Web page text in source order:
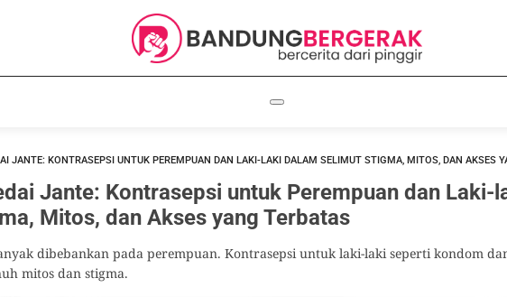
JANTE: KONTRASEPSI UNTUK PEREMPUAN DAN LAKI-LAKI DALAM SELIMUT STIGMA, MITOS, DAN AKSES
Jante: Kontrasepsi untuk Perempuan dan Laki-
Mitos, dan Akses yang Terbatas
dibebankan pada perempuan. Kontrasepsi untuk laki-laki seperti kondom
mitos dan stigma.